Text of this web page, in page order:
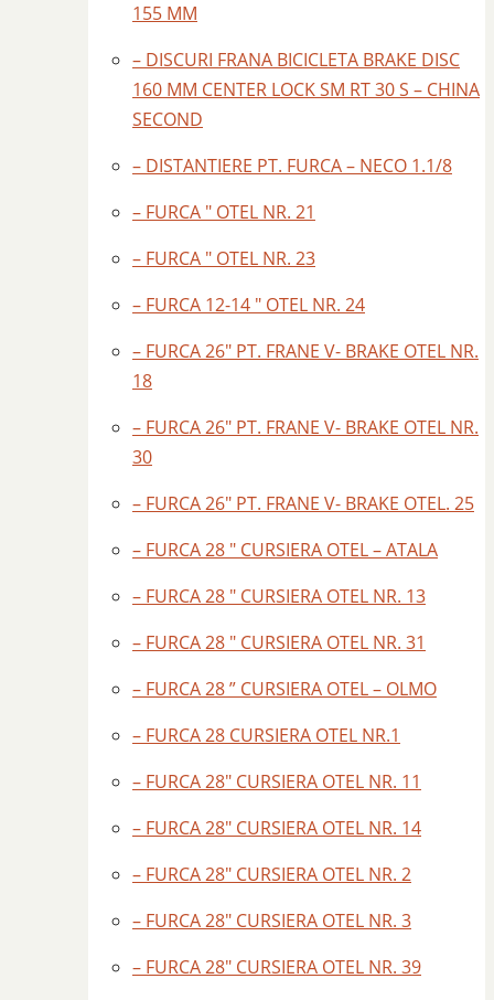
155 MM
– DISCURI FRANA BICICLETA BRAKE DISC
160 MM CENTER LOCK SM RT 30 S – CHINA
SECOND
– DISTANTIERE PT. FURCA – NECO 1.1/8
– FURCA ″ OTEL NR. 21
– FURCA ″ OTEL NR. 23
– FURCA 12-14 ″ OTEL NR. 24
– FURCA 26″ PT. FRANE V- BRAKE OTEL NR.
18
– FURCA 26″ PT. FRANE V- BRAKE OTEL NR.
30
– FURCA 26″ PT. FRANE V- BRAKE OTEL. 25
– FURCA 28 " CURSIERA OTEL – ATALA
– FURCA 28 " CURSIERA OTEL NR. 13
– FURCA 28 " CURSIERA OTEL NR. 31
– FURCA 28 ” CURSIERA OTEL – OLMO
– FURCA 28 CURSIERA OTEL NR.1
– FURCA 28″ CURSIERA OTEL NR. 11
– FURCA 28″ CURSIERA OTEL NR. 14
– FURCA 28″ CURSIERA OTEL NR. 2
– FURCA 28″ CURSIERA OTEL NR. 3
– FURCA 28″ CURSIERA OTEL NR. 39